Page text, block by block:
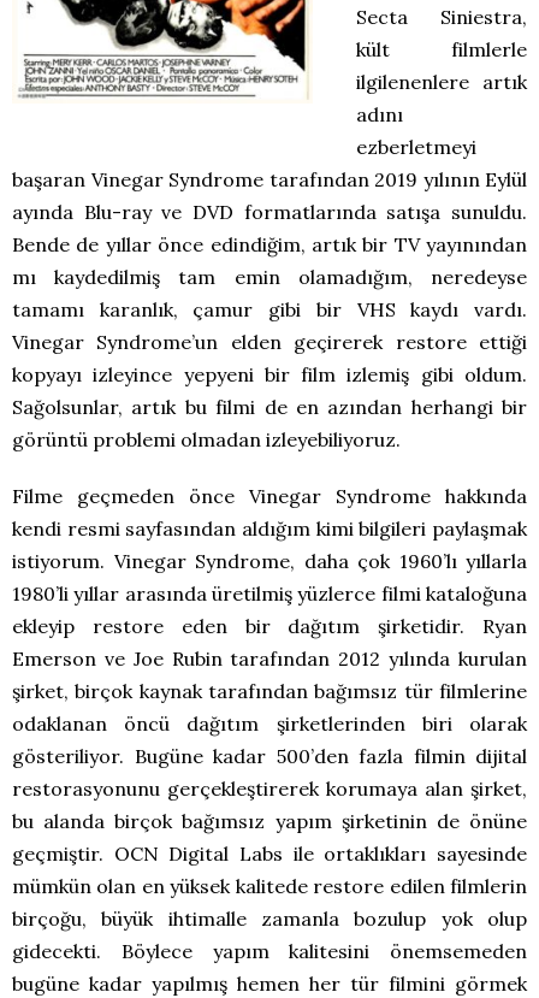
Secta Siniestra,
kült filmlerle
ilgilenenlere artık
adını
ezberletmeyi
başaran Vinegar Syndrome tarafından 2019 yılının Eylül
ayında Blu-ray ve DVD formatlarında satışa sunuldu.
Bende de yıllar önce edindiğim, artık bir TV yayınından
mı kaydedilmiş tam emin olamadığım, neredeyse
tamamı karanlık, çamur gibi bir VHS kaydı vardı.
Vinegar Syndrome’un elden geçirerek restore ettiği
kopyayı izleyince yepyeni bir film izlemiş gibi oldum.
Sağolsunlar, artık bu filmi de en azından herhangi bir
görüntü problemi olmadan izleyebiliyoruz.
Filme geçmeden önce Vinegar Syndrome hakkında
kendi resmi sayfasından aldığım kimi bilgileri paylaşmak
istiyorum. Vinegar Syndrome, daha çok 1960’lı yıllarla
1980’li yıllar arasında üretilmiş yüzlerce filmi kataloğuna
ekleyip restore eden bir dağıtım şirketidir. Ryan
Emerson ve Joe Rubin tarafından 2012 yılında kurulan
şirket, birçok kaynak tarafından bağımsız tür filmlerine
odaklanan öncü dağıtım şirketlerinden biri olarak
gösteriliyor. Bugüne kadar 500’den fazla filmin dijital
restorasyonunu gerçekleştirerek korumaya alan şirket,
bu alanda birçok bağımsız yapım şirketinin de önüne
geçmiştir. OCN Digital Labs ile ortaklıkları sayesinde
mümkün olan en yüksek kalitede restore edilen filmlerin
birçoğu, büyük ihtimalle zamanla bozulup yok olup
gidecekti. Böylece yapım kalitesini önemsemeden
bugüne kadar yapılmış hemen her tür filmini görmek